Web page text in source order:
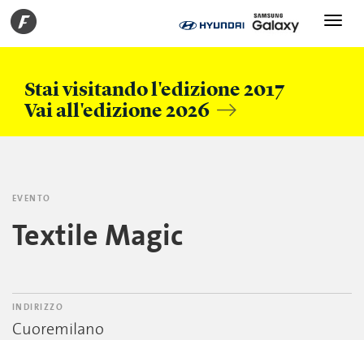
Stai visitando l'edizione 2017
Vai all'edizione 2026
Toggle
EVENTO
Textile Magic
INDIRIZZO
Cuoremilano